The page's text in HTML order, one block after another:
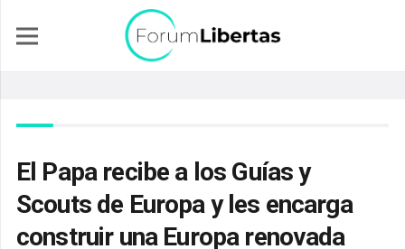
El Papa recibe a los Guías y
Scouts de Europa y les encarga
construir una Europa renovada